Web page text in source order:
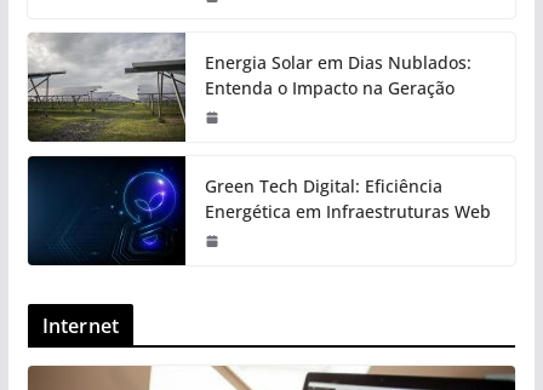
Energia Solar em Dias Nublados:
Entenda o Impacto na Geração
Green Tech Digital: Eficiência
Energética em Infraestruturas Web
Internet